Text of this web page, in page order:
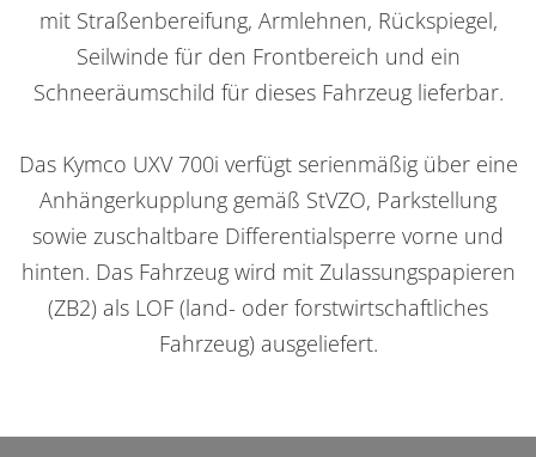
mit Straßenbereifung, Armlehnen, Rückspiegel,
Seilwinde für den Frontbereich und ein
Schneeräumschild für dieses Fahrzeug lieferbar.
Das Kymco UXV 700i verfügt serienmäßig über eine
Anhängerkupplung gemäß StVZO, Parkstellung
sowie zuschaltbare Differentialsperre vorne und
hinten. Das Fahrzeug wird mit Zulassungspapieren
(ZB2) als LOF (land- oder forstwirtschaftliches
Fahrzeug) ausgeliefert.